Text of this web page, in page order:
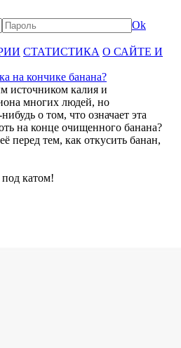
Ok
СТАТИСТИКА О САЙТЕ И
на кончике банана?
источником калия и
многих людей, но
о том, что означает эта
на конце очищенного банана?
перед тем, как откусить банан,
катом!